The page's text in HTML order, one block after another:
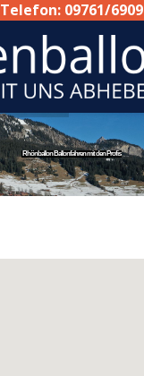
Telefon: 09761/6909
Rhönballon Ballonfahren mit den Profis